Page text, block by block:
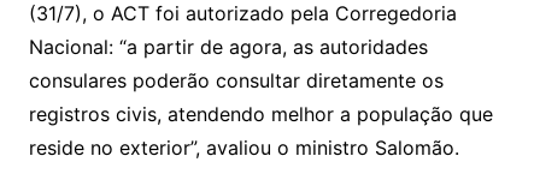
(31/7), o ACT foi autorizado pela Corregedoria
Nacional: “a partir de agora, as autoridades
consulares poderão consultar diretamente os
registros civis, atendendo melhor a população que
reside no exterior”, avaliou o ministro Salomão.